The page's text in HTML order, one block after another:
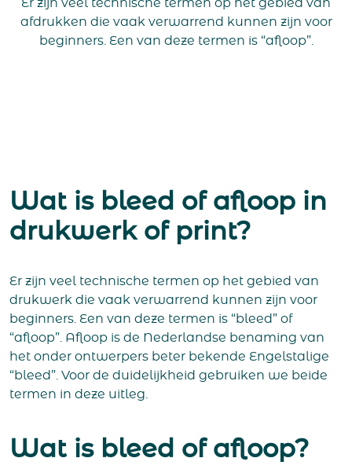
Er zijn veel technische termen op het gebied van
afdrukken die vaak verwarrend kunnen zijn voor
beginners. Een van deze termen is “afloop”.
Wat is bleed of afloop in
drukwerk of print?
Er zijn veel technische termen op het gebied van
drukwerk die vaak verwarrend kunnen zijn voor
beginners. Een van deze termen is “bleed” of
“afloop”. Afloop is de Nederlandse benaming van
het onder ontwerpers beter bekende Engelstalige
“bleed”. Voor de duidelijkheid gebruiken we beide
termen in deze uitleg.
Wat is bleed of afloop?